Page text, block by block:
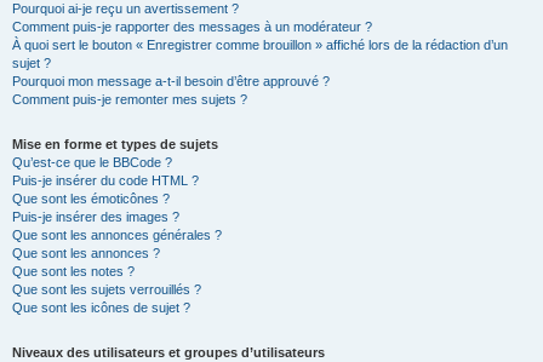
Pourquoi ai-je reçu un avertissement ?
Comment puis-je rapporter des messages à un modérateur ?
À quoi sert le bouton « Enregistrer comme brouillon » affiché lors de la rédaction d’un
sujet ?
Pourquoi mon message a-t-il besoin d’être approuvé ?
Comment puis-je remonter mes sujets ?
Mise en forme et types de sujets
Qu’est-ce que le BBCode ?
Puis-je insérer du code HTML ?
Que sont les émoticônes ?
Puis-je insérer des images ?
Que sont les annonces générales ?
Que sont les annonces ?
Que sont les notes ?
Que sont les sujets verrouillés ?
Que sont les icônes de sujet ?
Niveaux des utilisateurs et groupes d’utilisateurs